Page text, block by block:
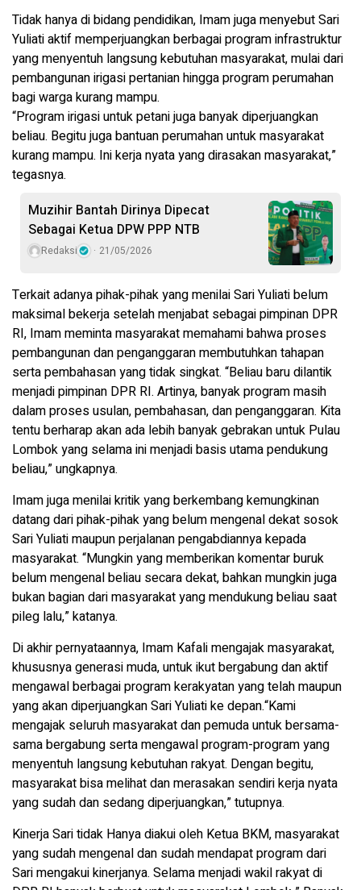
Tidak hanya di bidang pendidikan, Imam juga menyebut Sari
Yuliati aktif memperjuangkan berbagai program infrastruktur
yang menyentuh langsung kebutuhan masyarakat, mulai dari
pembangunan irigasi pertanian hingga program perumahan
bagi warga kurang mampu.
“Program irigasi untuk petani juga banyak diperjuangkan
beliau. Begitu juga bantuan perumahan untuk masyarakat
kurang mampu. Ini kerja nyata yang dirasakan masyarakat,”
tegasnya.
Muzihir Bantah Dirinya Dipecat
Sebagai Ketua DPW PPP NTB
Redaksi 21/05/2026
Terkait adanya pihak-pihak yang menilai Sari Yuliati belum
maksimal bekerja setelah menjabat sebagai pimpinan DPR
RI, Imam meminta masyarakat memahami bahwa proses
pembangunan dan penganggaran membutuhkan tahapan
serta pembahasan yang tidak singkat. “Beliau baru dilantik
menjadi pimpinan DPR RI. Artinya, banyak program masih
dalam proses usulan, pembahasan, dan penganggaran. Kita
tentu berharap akan ada lebih banyak gebrakan untuk Pulau
Lombok yang selama ini menjadi basis utama pendukung
beliau,” ungkapnya.
Imam juga menilai kritik yang berkembang kemungkinan
datang dari pihak-pihak yang belum mengenal dekat sosok
Sari Yuliati maupun perjalanan pengabdiannya kepada
masyarakat. “Mungkin yang memberikan komentar buruk
belum mengenal beliau secara dekat, bahkan mungkin juga
bukan bagian dari masyarakat yang mendukung beliau saat
pileg lalu,” katanya.
Di akhir pernyataannya, Imam Kafali mengajak masyarakat,
khususnya generasi muda, untuk ikut bergabung dan aktif
mengawal berbagai program kerakyatan yang telah maupun
yang akan diperjuangkan Sari Yuliati ke depan.“Kami
mengajak seluruh masyarakat dan pemuda untuk bersama-
sama bergabung serta mengawal program-program yang
menyentuh langsung kebutuhan rakyat. Dengan begitu,
masyarakat bisa melihat dan merasakan sendiri kerja nyata
yang sudah dan sedang diperjuangkan,” tutupnya.
Kinerja Sari tidak Hanya diakui oleh Ketua BKM, masyarakat
yang sudah mengenal dan sudah mendapat program dari
Sari mengakui kinerjanya. Selama menjadi wakil rakyat di